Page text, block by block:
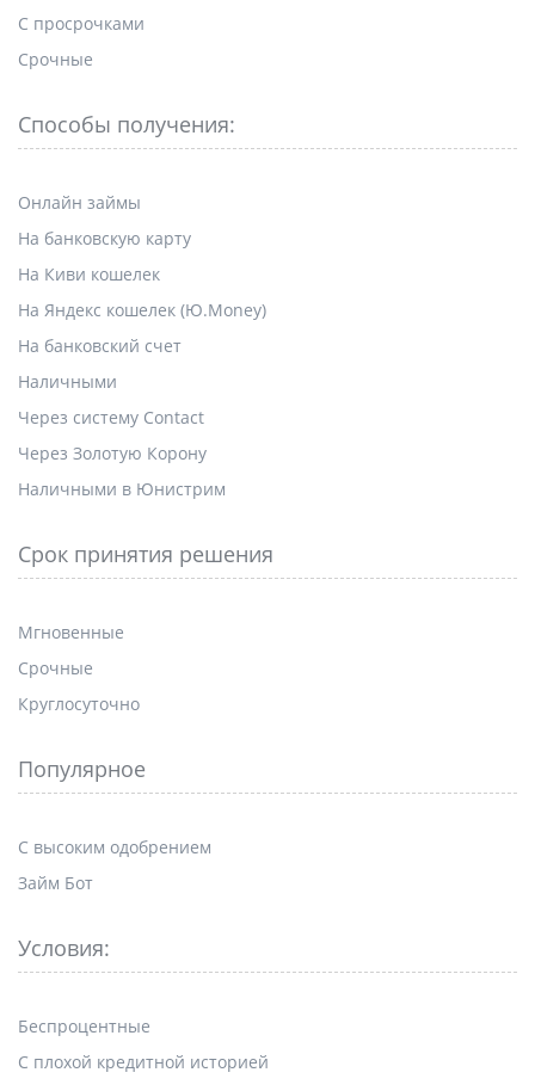
С просрочками
Срочные
Способы получения:
Онлайн займы
На банковскую карту
На Киви кошелек
На Яндекс кошелек (Ю.Money)
На банковский счет
Наличными
Через систему Contact
Через Золотую Корону
Наличными в Юнистрим
Срок принятия решения
Мгновенные
Срочные
Круглосуточно
Популярное
С высоким одобрением
Займ Бот
Условия:
Беспроцентные
С плохой кредитной историей